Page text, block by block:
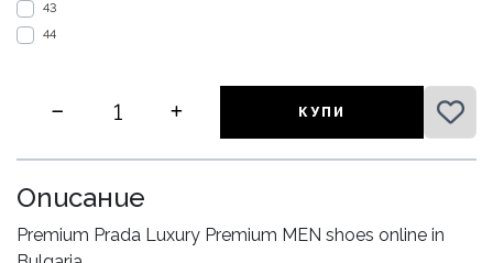
43
44
КУПИ
Описание
Premium Prada Luxury Premium MEN shoes online in